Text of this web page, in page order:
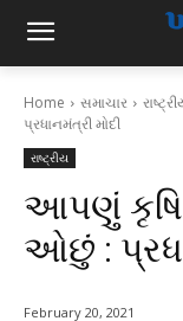
Home સમાચાર
પ્રધાનમંત્રી મોદી
રાષ્ટ્રીય
આપણું કૃષિ
ઓછું :
February 20, 2021